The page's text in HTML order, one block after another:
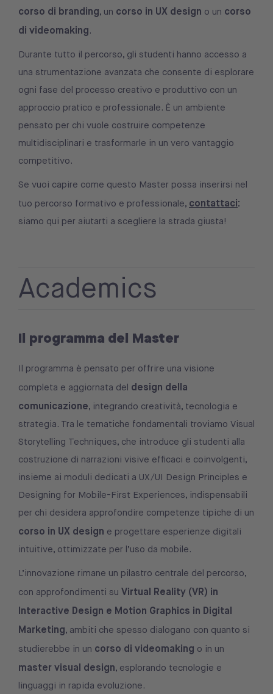
corso di branding, un corso in UX design o un corso
di videomaking.
Durante tutto il percorso, gli studenti hanno accesso a
una strumentazione avanzata che consente di esplorare
ogni fase del processo creativo e produttivo con un
approccio pratico e professionale. È un ambiente
pensato per chi vuole costruire competenze
multidisciplinari e trasformarle in un vero vantaggio
competitivo.
Se vuoi capire come questo Master possa inserirsi nel
tuo percorso formativo e professionale, contattaci:
siamo qui per aiutarti a scegliere la strada giusta!
Academics
Il programma del Master
Il programma è pensato per offrire una visione
completa e aggiornata del design della
comunicazione, integrando creatività, tecnologia e
strategia. Tra le tematiche fondamentali troviamo Visual
Storytelling Techniques, che introduce gli studenti alla
costruzione di narrazioni visive efficaci e coinvolgenti,
insieme ai moduli dedicati a UX/UI Design Principles e
Designing for Mobile-First Experiences, indispensabili
per chi desidera approfondire competenze tipiche di un
corso in UX design e progettare esperienze digitali
intuitive, ottimizzate per l’uso da mobile.
L’innovazione rimane un pilastro centrale del percorso,
con approfondimenti su Virtual Reality (VR) in
Interactive Design e Motion Graphics in Digital
Marketing, ambiti che spesso dialogano con quanto si
studierebbe in un corso di videomaking o in un
master visual design, esplorando tecnologie e
linguaggi in rapida evoluzione.